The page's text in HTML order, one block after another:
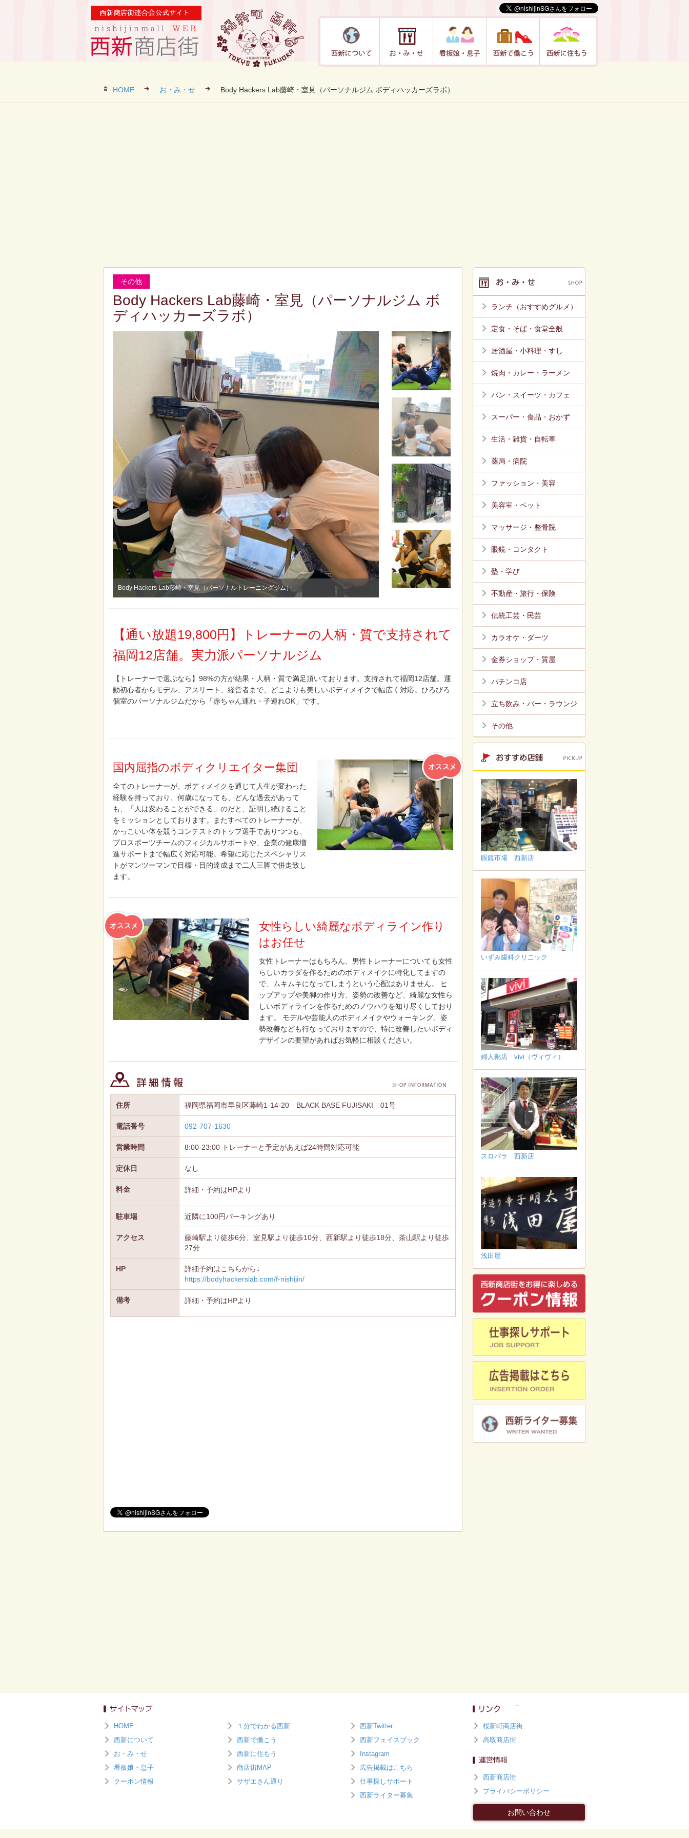
HOME お・み・せ Body Hackers Lab藤崎・室見（パーソナルジム ボディハッカーズラボ）
その他
Body Hackers Lab藤崎・室見（パーソナルジム ボ
ディハッカーズラボ）
Body Hackers Lab藤崎・室見（パーソナルトレーニングジム）
【通い放題19,800円】トレーナーの人柄・質で支持されて
福岡12店舗。実力派パーソナルジム
【トレーナーで選ぶなら】 98%の方が結果・人柄・質で満足頂いております。支持されて福岡12店舗。運
動初心者からモデル、アスリート、経営者まで、どこよりも美しいボディメイクで幅広く対応。ひろびろ
個室のパーソナルジムだから「赤ちゃん連れ・子連れOK 」です。
国内屈指のボディクリエイター集団
全てのトレーナーが、ボディメイクを通じて人生が変わった
経験を持っており、何歳になっても、どんな過去があって
も、「人は変わることができる」のだと、証明し続けること
をミッションとしております。またすべてのトレーナーが、
かっこいい体を競うコンテストのトップ選手でありつつも、
プロスポーツチームのフィジカルサポートや、企業の健康増
進サポートまで幅広く対応可能。希望に応じたスペシャリス
トがマンツーマンで目標・目的達成まで二人三脚で併走致し
ます。
女性らしい綺麗なボディライン作り
はお任せ
女性トレーナーはもちろん、男性トレーナーについても女性
らしいカラダを作るためのボディメイクに特化してますの
で、ムキムキになってしまうという心配はありません。 ヒ
ップアップや美脚の作り方、姿勢の改善など、綺麗な女性ら
しいボディラインを作るためのノウハウを知り尽くしており
ます。 モデルや芸能人のボディメイクやウォーキング、姿
勢改善なども行なっておりますので、特に改善したいボディ
デザインの要望があればお気軽に相談ください。
住所 福岡県福岡市早良区藤崎1-14-20 BLACK BASE FUJISAKI 01号
電話番号 092-707-1630
営業時間 8:00-23:00 トレーナーと予定があえば24時間対応可能
定休日 なし
料金 詳細・予約はHPより
駐車場 近隣に100円パーキングあり
アクセス
藤崎駅より徒歩6分、室見駅より徒歩10分、西新駅より徒歩18分、茶山駅より徒歩
27分
HP
詳細予約はこちらから↓
https://bodyhackerslab.com/f-nishijin/
備考 詳細・予約はHPより
ランチ（おすすめグルメ）
定食・そば・食堂全般
居酒屋・小料理・すし
焼肉・カレー・ラーメン
パン・スイーツ・カフェ
スーパー・食品・おかず
生活・雑貨・自転車
薬局・病院
ファッション・美容
美容室・ペット
マッサージ・整骨院
眼鏡・コンタクト
塾・学び
不動産・旅行・保険
伝統工芸・民芸
カラオケ・ダーツ
金券ショップ・質屋
パチンコ店
立ち飲み・バー・ラウンジ
その他
眼鏡市場 西新店
いずみ歯科クリニック
婦人靴店 vivi（ヴィヴィ）
スロパラ 西新店
浅田屋
HOME
西新について
お・み・せ
看板娘・息子
クーポン情報
１分でわかる西新
西新で働こう
西新に住もう
商店街MAP
サザエさん通り
西新Twitter
西新フェイスブック
Instagram
広告掲載はこちら
仕事探しサポート
西新ライター募集
桜新町商店街
高取商店街
西新商店街
プライバシーポリシー
お問い合わせ